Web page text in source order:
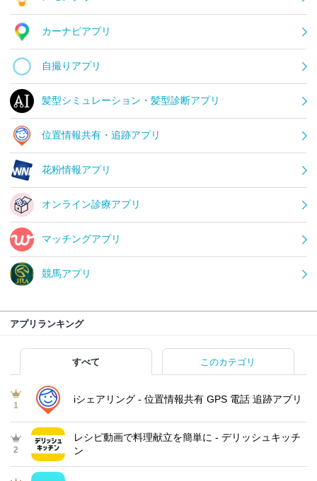
カーナビアプリ
自撮りアプリ
髪型シミュレーション・髪型診断アプリ
位置情報共有・追跡アプリ
花粉情報アプリ
オンライン診療アプリ
マッチングアプリ
競馬アプリ
アプリランキング
すべて このカテゴリ
1
iシェアリング - 位置情報共有 GPS 電話 追跡アプリ
2
レシピ動画で料理献立を簡単‪に - デリッシュキッチ
ン